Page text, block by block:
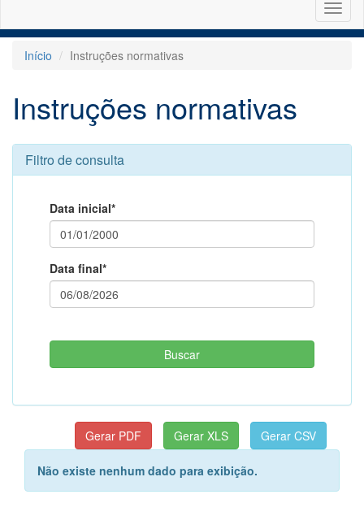
Início
Instruções normativas
Instruções normativas
Filtro de consulta
Data inicial*
Data final*
Não existe nenhum dado para exibição.